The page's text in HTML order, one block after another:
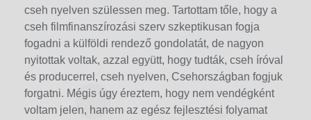
cseh nyelven szülessen meg. Tartottam tőle, hogy a
cseh filmfinanszírozási szerv szkeptikusan fogja
fogadni a külföldi rendező gondolatát, de nagyon
nyitottak voltak, azzal együtt, hogy tudták, cseh íróval
és producerrel, cseh nyelven, Csehországban fogjuk
forgatni. Mégis úgy éreztem, hogy nem vendégként
voltam jelen, hanem az egész fejlesztési folyamat